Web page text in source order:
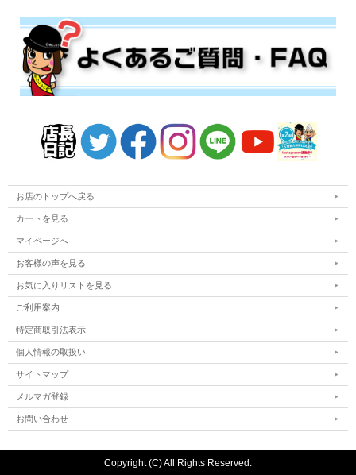
お店のトップへ戻る
カートを見る
マイページへ
お客様の声を見る
お気に入りリストを見る
ご利用案内
特定商取引法表示
個人情報の取扱い
サイトマップ
メルマガ登録
お問い合わせ
Copyright (C) All Rights Reserved.